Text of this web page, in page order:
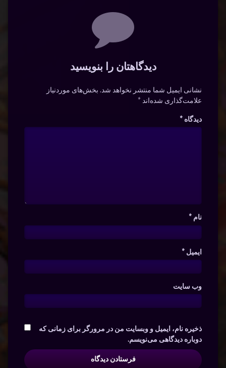
دیدگاهتان را بنویسید
نشانی ایمیل شما منتشر نخواهد شد. بخش‌های موردنیاز
علامت‌گذاری شده‌اند*
دیدگاه *
نام *
ایمیل *
وب‌ سایت
ذخیره نام، ایمیل و وبسایت من در مرورگر برای زمانی که
دوباره دیدگاهی می‌نویسم.